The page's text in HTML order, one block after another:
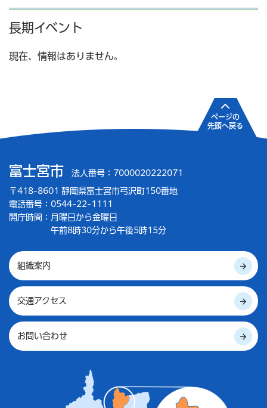
長期イベント
現在、情報はありません。
富士宮市 法人番号：7000020222071
〒418-8601 静岡県富士宮市弓沢町150番地
電話番号：0544-22-1111
開庁時間： 月曜日から金曜日
午前8時30分から午後5時15分
組織案内
交通アクセス
お問い合わせ
ページの
先頭へ戻る